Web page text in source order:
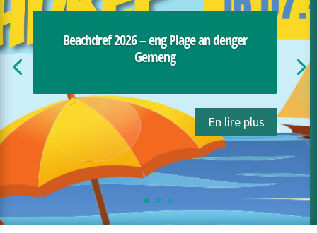
Beachdref 2026 – eng Plage an denger
Gemeng
En lire plus
City App HelperknAPP !
D’Applikatioun ass gratis a kann einfach am
Apple Store an am Google Play Store fonnt ginn:
(apple.com) Google Play: HelperknAPP –
Applications sur Google Play L’application est
gratuite et peut être téléchargée dans l’App
Store...